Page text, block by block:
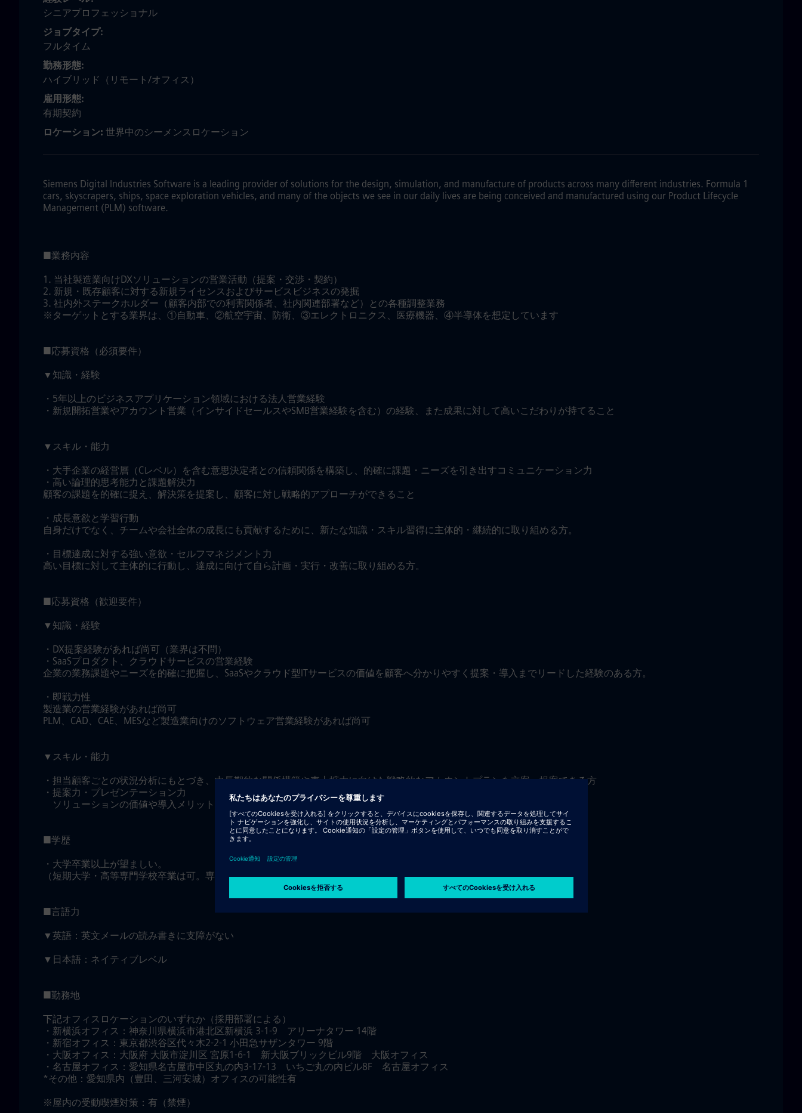
シニアプロフェッショナル
ジョブタイプ
フルタイム
勤務形態
ハイブリッド（リモート/オフィス）
雇用形態
有期契約
ロケーション: 世界中のシーメンスロケーション
Siemens Digital Industries Software is a leading provider of solutions for the design, simulation, and manufacture of products across many different industries. Formula 1
cars, skyscrapers, ships, space exploration vehicles, and many of the objects we see in our daily lives are being conceived and manufactured using our Product Lifecycle
Management (PLM) software.
■業務内容
1. 当社製造業向けDXソリューションの営業活動（提案・交渉・契約）
2. 新規・既存顧客に対する新規ライセンスおよびサービスビジネスの発掘
3. 社内外ステークホルダー（顧客内部での利害関係者、社内関連部署など）との各種調整業務
※ターゲットとする業界は、①自動車、②航空宇宙、防衛、③エレクトロニクス、医療機器、④半導体を想定しています
■応募資格（必須要件）
▼知識・経験
・5年以上のビジネスアプリケーション領域における法人営業経験
・新規開拓営業やアカウント営業（インサイドセールスやSMB営業経験を含む）の経験、また成果に対して高いこだわりが持てること
▼スキル・能力
・大手企業の経営層（Cレベル）を含む意思決定者との信頼関係を構築し、的確に課題・ニーズを引き出すコミュニケーション力
・高い論理的思考能力と課題解決力
顧客の課題を的確に捉え、解決策を提案し、顧客に対し戦略的アプローチができること
・成長意欲と学習行動
自身だけでなく、チームや会社全体の成長にも貢献するために、新たな知識・スキル習得に主体的・継続的に取り組める方。
・目標達成に対する強い意欲・セルフマネジメント力
高い目標に対して主体的に行動し、達成に向けて自ら計画・実行・改善に取り組める方。
■応募資格（歓迎要件）
▼知識・経験
・DX提案経験があれば尚可（業界は不問）
・SaaSプロダクト、クラウドサービスの営業経験
企業の業務課題やニーズを的確に把握し、SaaSやクラウド型ITサービスの価値を顧客へ分かりやすく提案・導入までリードした経験のある方。
・即戦力性
製造業の営業経験があれば尚可
PLM、CAD、CAE、MESなど製造業向けのソフトウェア営業経験があれば尚可
▼スキル・能力
・担当顧客ごとの状況分析にもとづき、中長期的な関係構築や売上拡大に向けた戦略的なアカウントプランを立案・提案できる方
・提案力・プレゼンテーション力
ソリューションの価値や導入メリットを分かりやすく、魅力的に伝える力。
■学歴
・大学卒業以上が望ましい。
（短期大学・高等専門学校卒業は可。専修学校、高等学校卒業は不可）
■言語力
▼英語：英文メールの読み書きに支障がない
▼日本語：ネイティブレベル
■勤務地
下記オフィスロケーションのいずれか（採用部署による）
・新横浜オフィス：神奈川県横浜市港北区新横浜 3-1-9 アリーナタワー 14階
・新宿オフィス：東京都渋谷区代々木2-2-1 小田急サザンタワー 9階
・大阪オフィス：大阪府 大阪市淀川区 宮原1-6-1 新大阪ブリックビル9階 大阪オフィス
・名古屋オフィス：愛知県名古屋市中区丸の内3-17-13 いちご丸の内ビル8F 名古屋オフィス
*その他：愛知県内（豊田、三河安城）オフィスの可能性有
※屋内の受動喫煙対策：有（禁煙）